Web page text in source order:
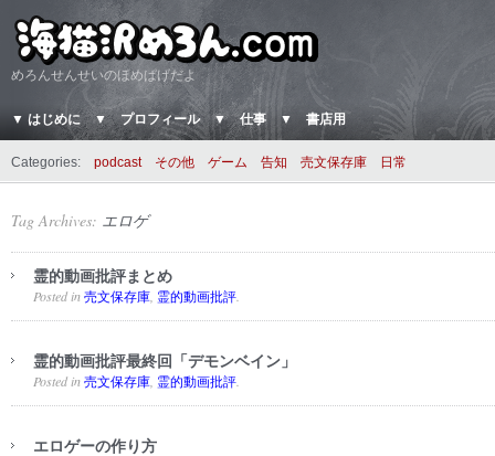
めろんせんせいのほめぱげだよ
▼ はじめに ▼ プロフィール ▼ 仕事 ▼ 書店用
Categories: podcast その他 ゲーム 告知 売文保存庫 日常
Tag Archives: エロゲ
霊的動画批評まとめ
Posted in 売文保存庫 霊的動画批評
霊的動画批評最終回「デモンベイン」
Posted in 売文保存庫 霊的動画批評
エロゲーの作り方